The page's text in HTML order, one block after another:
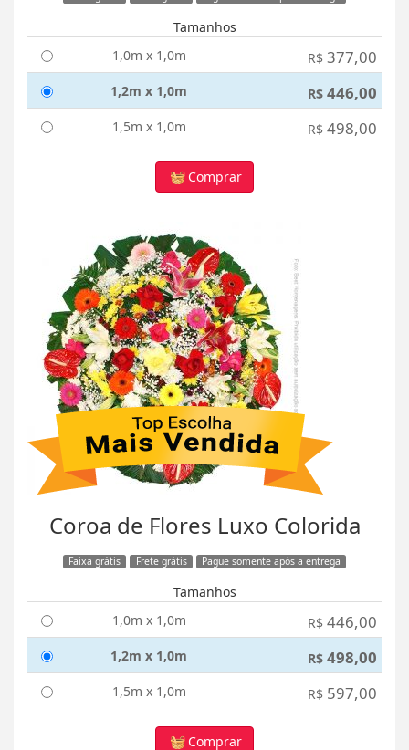
Tamanhos
1,0m x 1,0m
R$ 377,00
1,2m x 1,0m R$ 446,00
1,5m x 1,0m R$ 498,00
Comprar
Coroa de Flores Luxo Colorida
Faixa grátis Frete grátis Pague somente após a entrega
Tamanhos
1,0m x 1,0m
R$ 446,00
1,2m x 1,0m R$ 498,00
1,5m x 1,0m R$ 597,00
Comprar